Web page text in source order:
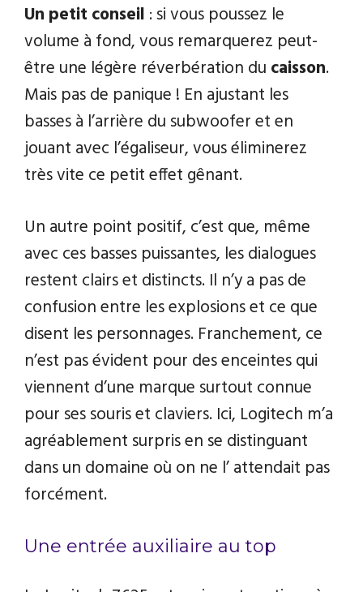
Un petit conseil : si vous poussez le
volume à fond, vous remarquerez peut-
être une légère réverbération du caisson.
Mais pas de panique ! En ajustant les
basses à l’arrière du subwoofer et en
jouant avec l’égaliseur, vous éliminerez
très vite ce petit effet gênant.
Un autre point positif, c’est que, même
avec ces basses puissantes, les dialogues
restent clairs et distincts. Il n’y a pas de
confusion entre les explosions et ce que
disent les personnages. Franchement, ce
n’est pas évident pour des enceintes qui
viennent d’une marque surtout connue
pour ses souris et claviers. Ici, Logitech m’a
agréablement surpris en se distinguant
dans un domaine où on ne l’ attendait pas
forcément.
Une entrée auxiliaire au top